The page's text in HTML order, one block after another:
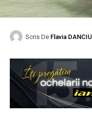
Scris De Flavia DANCIU